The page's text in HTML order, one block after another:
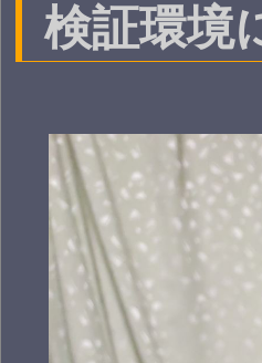
検証環境